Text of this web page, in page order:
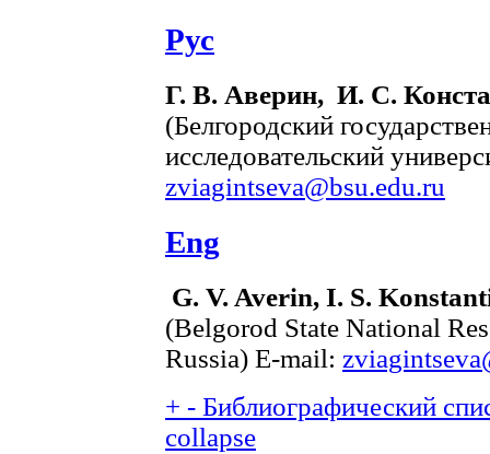
Рус
Г. В. Аверин, И. С.
(Белгородский
исследовательский
zviagintseva@bsu.edu.ru
Eng
G. V. Averin, I. S.
(Belgorod State National
Russia) E-mail:
+ - Библиографический
collapse